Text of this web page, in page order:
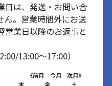
は、発送・お問い合
ん。営業時間外にお送
営業日以降のお返事と
13:00～17:00）
《前月 今月
次月》
木 金 土